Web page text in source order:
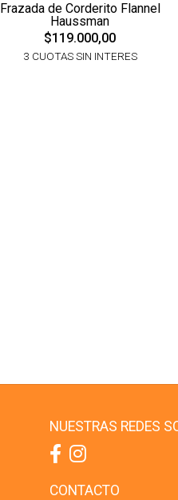
Frazada de Corderito Flannel
Haussman
$119.000,00
3 CUOTAS SIN INTERES
NUESTRAS REDES
CONTACTO